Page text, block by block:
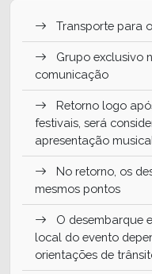
Transporte para
Grupo exclusivo
comunicação
Retorno logo
festivais, será
apresentação
No retorno, os
mesmos pontos
O desembarque
local do evento
orientações de